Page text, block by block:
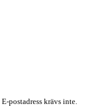
E-postadress krävs inte.